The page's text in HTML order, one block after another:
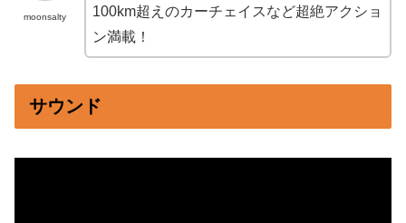
moonsalty
100km超えのカーチェイスなど超絶アクショ
ン満載！
サウンド